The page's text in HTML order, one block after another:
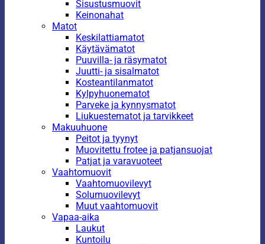
Sisustusmuovit
Keinonahat
Matot
Keskilattiamatot
Käytävämatot
Puuvilla- ja räsymatot
Juutti- ja sisalmatot
Kosteantilanmatot
Kylpyhuonematot
Parveke ja kynnysmatot
Liukuestematot ja tarvikkeet
Makuuhuone
Peitot ja tyynyt
Muovitettu frotee ja patjansuojat
Patjat ja varavuoteet
Vaahtomuovit
Vaahtomuovilevyt
Solumuovilevyt
Muut vaahtomuovit
Vapaa-aika
Laukut
Kuntoilu